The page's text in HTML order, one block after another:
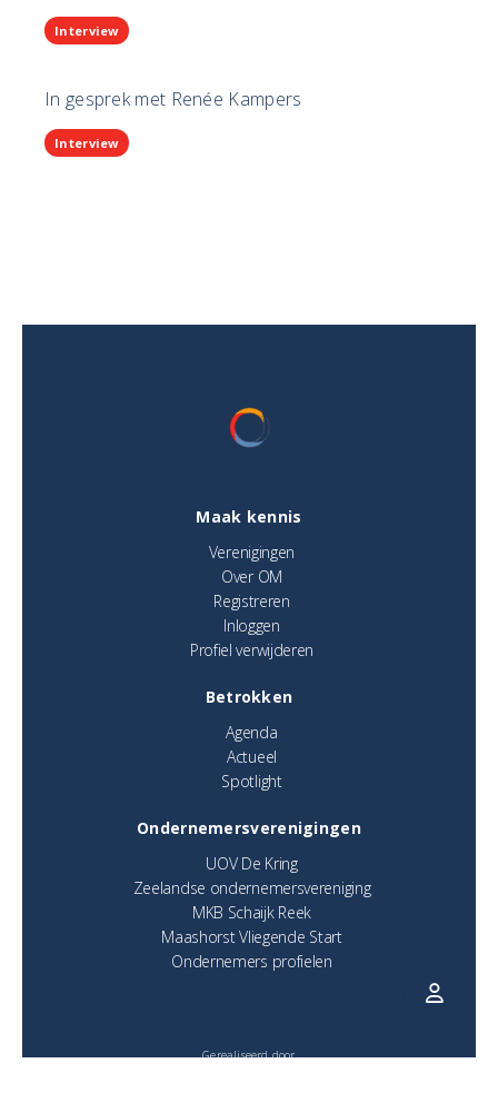
Interview
In gesprek met Renée Kampers
Interview
Maak kennis
Verenigingen
Over OM
Registreren
Inloggen
Profiel verwijderen
Betrokken
Agenda
Actueel
Spotlight
Ondernemersverenigingen
UOV De Kring
Zeelandse ondernemersvereniging
MKB Schaijk Reek
Maashorst Vliegende Start
Ondernemers profielen
Gerealiseerd door